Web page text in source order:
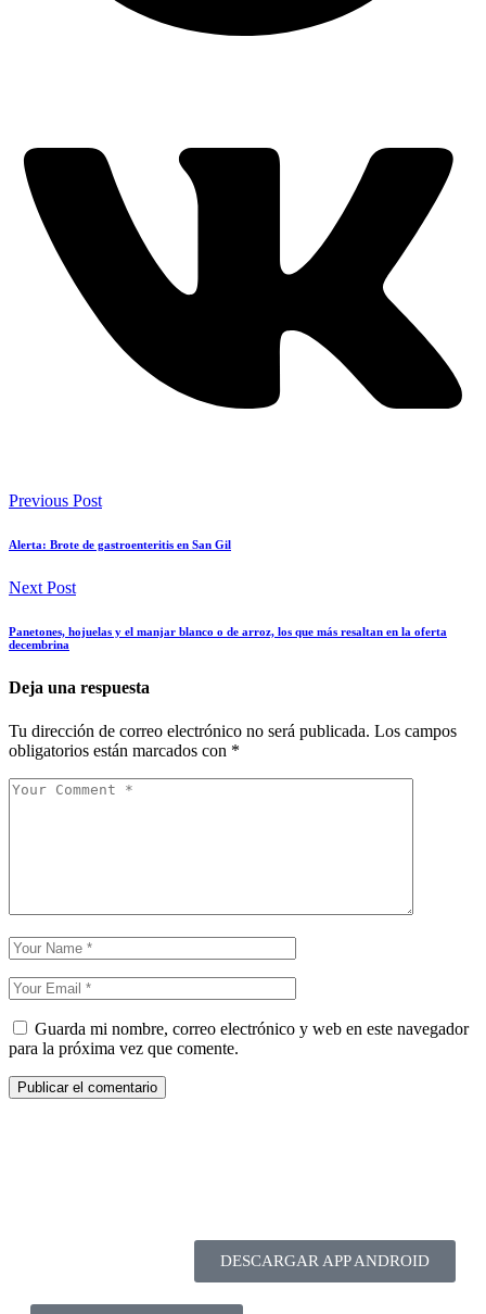
Previous Post
Alerta: Brote de gastroenteritis en San Gil
Next Post
Panetones, hojuelas y el manjar blanco o de arroz, los que más resaltan en la oferta
decembrina
Deja una respuesta
Tu dirección de correo electrónico no será publicada. Los campos
obligatorios están marcados con *
Guarda mi nombre, correo electrónico y web en este navegador
para la próxima vez que comente.
DESCARGAR APP ANDROID